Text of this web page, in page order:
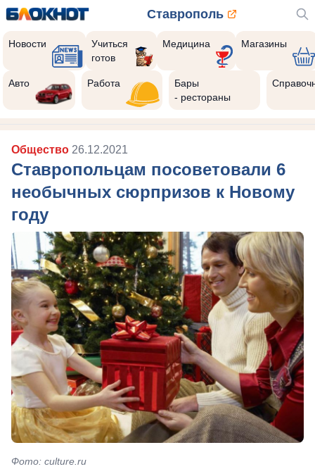
Ставрополь
Новости
Учиться
готов
Медицина Магазины
Авто Работа
Бары
- рестораны
Общество 26.12.2021
Ставропольцам посоветовали 6
необычных сюрпризов к Новому
году
Фото: culture.ru